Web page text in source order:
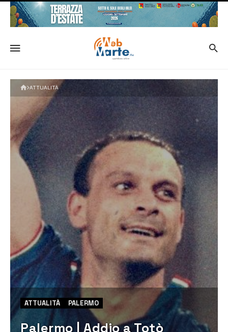
ATTUALITÀ
ATTUALITÀ PALERMO
Palermo | Addio a Totò